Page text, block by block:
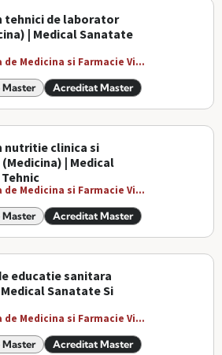
tehnici de laborator
| Medical Sanatate
Medicina si Farmacie Vi...
Master Acreditat Master
nutritie clinica si
| Medical
Medicina si Farmacie Vi...
Master Acreditat Master
educatie sanitara
Sanatate Si
Medicina si Farmacie Vi...
Master Acreditat Master